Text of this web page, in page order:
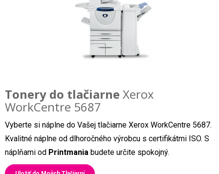
Tonery do tlačiarne Xerox
WorkCentre 5687
Vyberte si náplne do Vašej tlačiarne Xerox WorkCentre 5687.
Kvalitné náplne od dlhoročného výrobcu s certifikátmi ISO. S
náplňami od Printmania budete určite spokojný.